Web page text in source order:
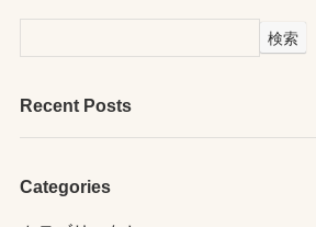
検索
Recent Posts
Categories